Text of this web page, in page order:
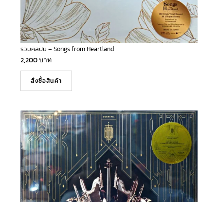
รวมศิลปิน – Songs from Heartland
2,200บาท
สั่งซื้อสินค้า